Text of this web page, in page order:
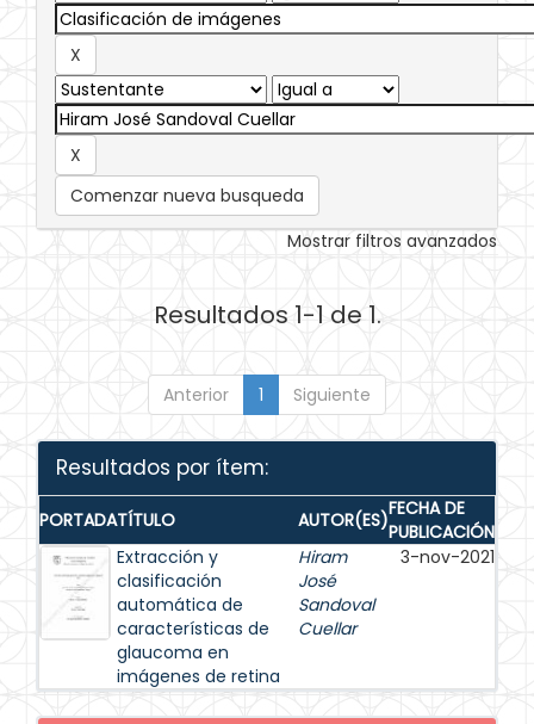
Comenzar nueva busqueda
Mostrar filtros avanzados
Resultados 1-1 de 1.
Anterior 1 Siguiente
Resultados por ítem:
PORTADATÍTULO AUTOR(ES)FECHA DE
PUBLICACIÓN
Extracción y
clasificación
automática de
características de
glaucoma en
imágenes de retina
Hiram
José
Sandoval
Cuellar
3-nov-2021